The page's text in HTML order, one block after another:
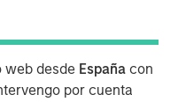
web desde España con
por cuenta